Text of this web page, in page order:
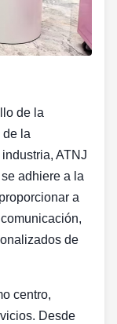
de la
de la
ATNJ
adhiere a la
a
de
centro,
Desde